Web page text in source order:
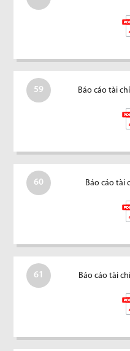
59 Báo cáo tài
60 Báo cáo tài
61 Báo cáo tài